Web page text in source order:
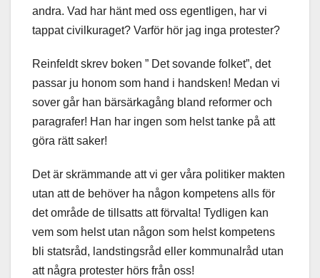
andra. Vad har hänt med oss egentligen, har vi
tappat civilkuraget? Varför hör jag inga protester?
Reinfeldt skrev boken ” Det sovande folket”, det
passar ju honom som hand i handsken! Medan vi
sover går han bärsärkagång bland reformer och
paragrafer! Han har ingen som helst tanke på att
göra rätt saker!
Det är skrämmande att vi ger våra politiker makten
utan att de behöver ha någon kompetens alls för
det område de tillsatts att förvalta! Tydligen kan
vem som helst utan någon som helst kompetens
bli statsråd, landstingsråd eller kommunalråd utan
att några protester hörs från oss!